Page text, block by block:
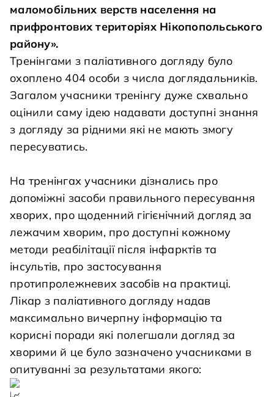
маломобільних верств населення на
прифронтових територіях Нікопопольського
району».
Тренінгами з паліативного догляду було
охоплено 404 особи з числа доглядальників.
Загалом учасники тренінгу дуже схвально
оцінили саму ідею надавати доступні знання
з догляду за рідними які не мають змогу
пересуватись.
На тренінгах учасники дізнались про
допоміжні засоби правильного пересування
хворих, про щоденний гігієнічний догляд за
лежачим хворим, про доступні кожному
методи реабілітації після інфарктів та
інсультів, про застосування
протипролежневих засобів на практиці.
Лікар з паліативного догляду надав
максимально вичерпну інформацію та
корисні поради які полегшали догляд за
хворими й це було зазначено учасниками в
опитуванні за результатами якого: